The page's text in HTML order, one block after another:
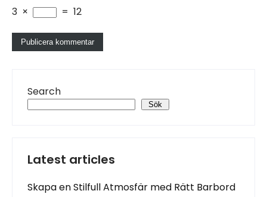
3 × = 12
Search
Sök
Latest articles
Skapa en Stilfull Atmosfär med Rätt Barbord